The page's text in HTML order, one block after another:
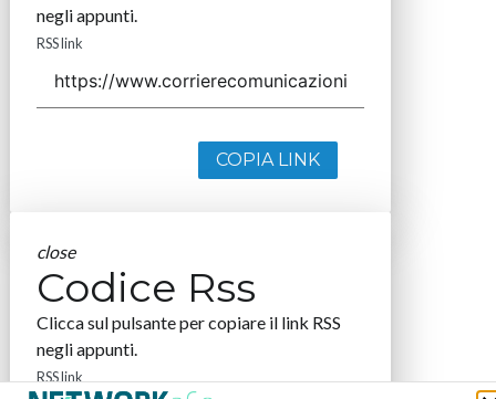
negli appunti.
RSS link
COPIA LINK
close
Codice Rss
Clicca sul pulsante per copiare il link RSS
negli appunti.
RSS link